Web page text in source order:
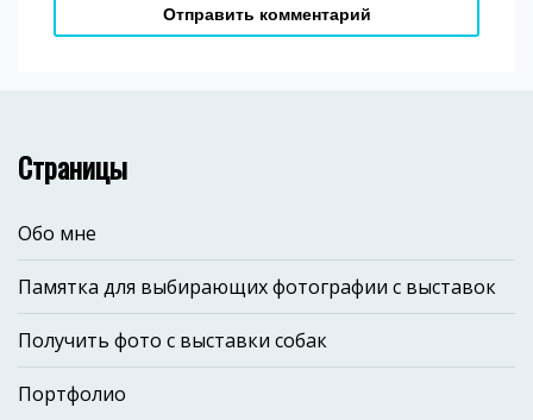
Страницы
Обо мне
Памятка для выбирающих фотографии с выставок
Получить фото с выставки собак
Портфолио